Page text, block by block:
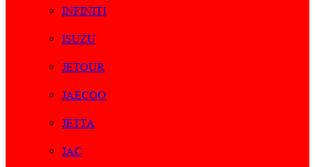
INFINITI
ISUZU
JETOUR
JAECOO
JETTA
JAC